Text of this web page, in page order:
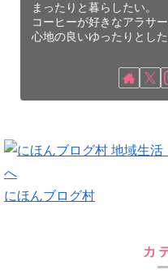
まったりと暮らしたい。
コーヒーが好きなアラサー
心地の良いゆったりとし
にほんブログ村
カ